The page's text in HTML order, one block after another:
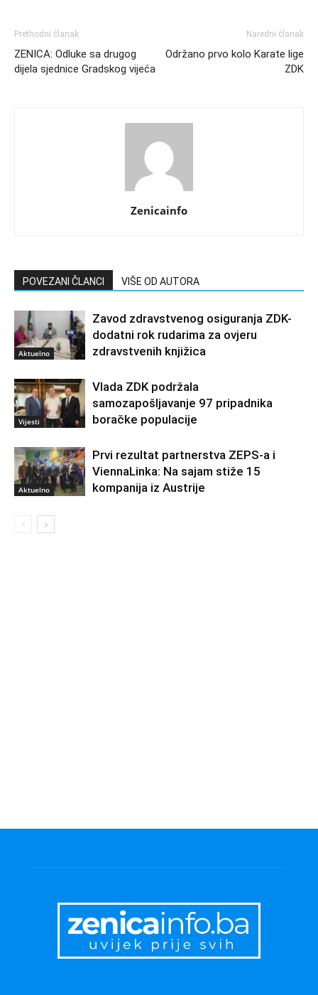
Prethodni članak
ZENICA: Odluke sa drugog
dijela sjednice Gradskog vijeća
Naredni članak
Održano prvo kolo Karate lige
ZDK
Zenicainfo
POVEZANI ČLANCI VIŠE OD AUTORA
Aktuelno
Zavod zdravstvenog osiguranja ZDK-
dodatni rok rudarima za ovjeru
zdravstvenih knjižica
Vijesti
Vlada ZDK podržala
samozapošljavanje 97 pripadnika
boračke populacije
Aktuelno
Prvi rezultat partnerstva ZEPS-a i
ViennaLinka: Na sajam stiže 15
kompanija iz Austrije